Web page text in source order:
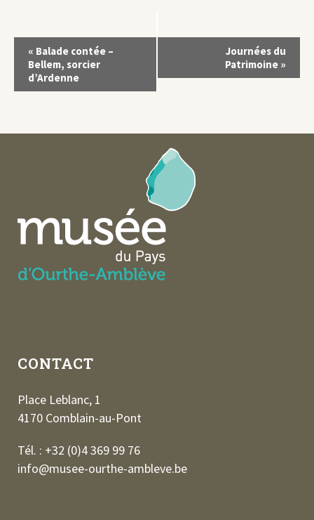
« Balade contée –
Bellem, sorcier
d’Ardenne
Journées du
Patrimoine »
CONTACT
Place Leblanc, 1
4170 Comblain-au-Pont
Tél. : +32 (0)4 369 99 76
info@musee-ourthe-ambleve.be